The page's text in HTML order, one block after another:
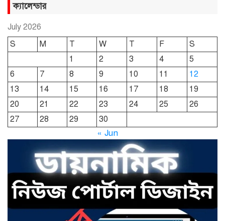
ছাতকে রুহুল আমীন ফাউন্ডেশনের
শীতবস্ত্র বিতরণ
দোয়ারাবাজারে নামে-বেনামে চলছে
খাসজমি দখলের প্রতিযোগিতা : নির্লিপ্ত
প্রশাসন
ছাতকে রুনা-হামিদ সমাচার, কর্তৃপক্ষ
নিরব
ছাতকে এক স্কুল ছাত্রী পাশবিকতার
শিকার অভিযুক্ত
ক্যালেন্ডার
July 2026
S
M T W T F
S
1
2 3 4
5
6
7 8 9 10 11
12
13
14 15 16 17 18
19
20
21 22 23 24 25
26
27
28 29 30
« Jun